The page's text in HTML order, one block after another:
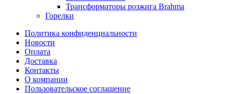
Трансформаторы розжига Brahma
Горелки
Политика конфиденциальности
Новости
Оплата
Доставка
Контакты
О компании
Пользовательское соглашение